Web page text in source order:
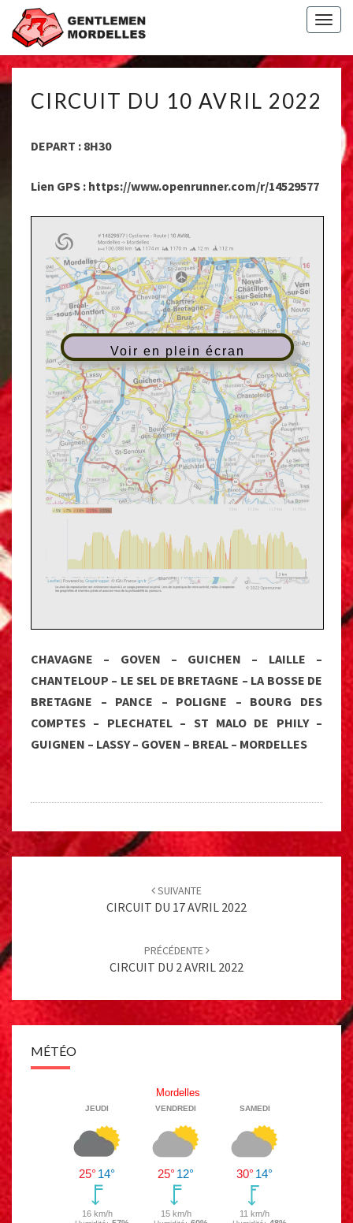
DU
CIRCUIT DU 10 AVRIL 2022
DEPART : 8H30
Lien GPS : https://www.openrunner.com/r/14529577
Voir en plein écran
CHAVAGNE – GOVEN – GUICHEN – LAILLE –
CHANTELOUP – LE SEL DE BRETAGNE – LA BOSSE DE
BRETAGNE – PANCE – POLIGNE – BOURG DES
COMPTES – PLECHATEL – ST MALO DE PHILY –
GUIGNEN – LASSY – GOVEN – BREAL – MORDELLES
SUIVANTE
CIRCUIT DU 17 AVRIL 2022
PRÉCÉDENTE
CIRCUIT DU 2 AVRIL 2022
MÉTÉO